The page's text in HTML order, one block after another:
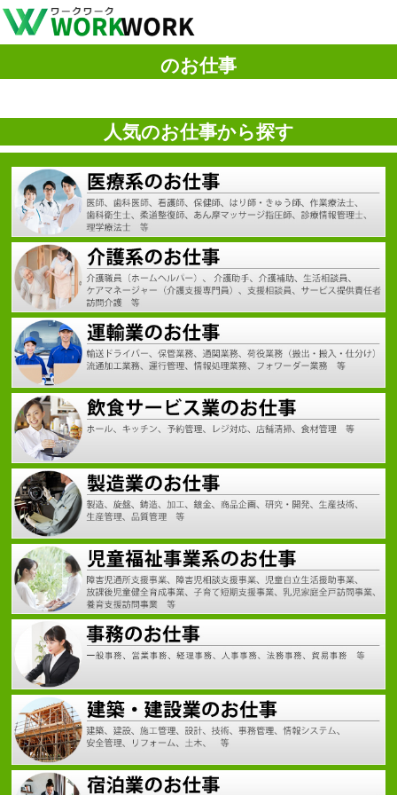
のお仕事
人気のお仕事から探す